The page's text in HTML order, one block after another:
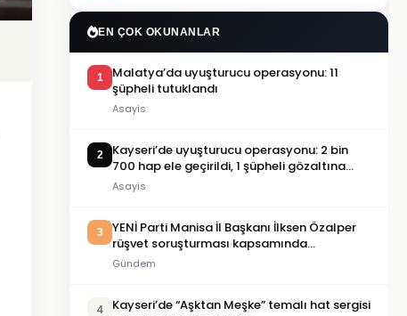
EN ÇOK OKUNANLAR
1
Malatya’da uyuşturucu operasyonu: 11
şüpheli tutuklandı
Asayis
2
Kayseri’de uyuşturucu operasyonu: 2 bin
700 hap ele geçirildi, 1 şüpheli gözaltına
alındı
Asayis
3
YENİ Parti Manisa İl Başkanı İlksen Özalper
rüşvet soruşturması kapsamında
tutuklandı
Gündem
4
Kayseri’de “Aşktan Meşke” temalı hat sergisi